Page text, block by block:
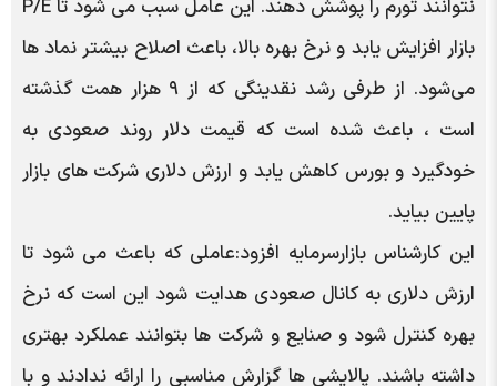
نتوانند تورم را پوشش دهند. این عامل سبب می شود تا P/E
بازار افزایش یابد و نرخ بهره بالا، باعث اصلاح بیشتر نماد ها
می‌شود. از طرفی رشد نقدینگی که از ۹ هزار همت گذشته
است ، باعث شده است که قیمت دلار روند صعودی به
خودگیرد و بورس کاهش یابد و ارزش دلاری شرکت های بازار
پایین بیاید.
این کارشناس بازارسرمایه افزود:عاملی که باعث می شود تا
ارزش دلاری به کانال صعودی هدایت شود این است که نرخ
بهره کنترل شود و صنایع و شرکت ها بتوانند عملکرد بهتری
داشته باشند. پالایشی ها گزارش مناسبی را ارائه ندادند و با